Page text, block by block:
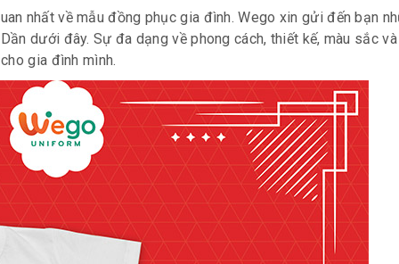
nhất về mẫu đồng phục gia đình. Wego xin gửi đến bạn
dưới đây. Sự đa dạng về phong cách, thiết kế, màu sắc
gia đình mình.